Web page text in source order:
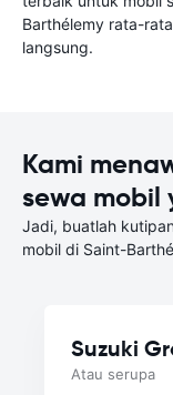
Barthélemy rata-
langsung.
Kami
sewa mobil
Jadi, buatlah
mobil di Saint-
Suzuki
Atau serupa